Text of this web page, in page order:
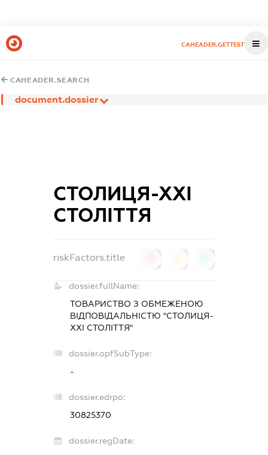
CAHEADER.GETTEST
CAHEADER.SEARCH
document.dossier
СТОЛИЦЯ-ХХІ
СТОЛІТТЯ
riskFactors.title
dossier.fullName:
ТОВАРИСТВО З ОБМЕЖЕНОЮ
ВІДПОВІДАЛЬНІСТЮ "СТОЛИЦЯ-
ХХІ СТОЛІТТЯ"
dossier.opfSubType:
-
dossier.edrpo:
30825370
dossier.regDate: